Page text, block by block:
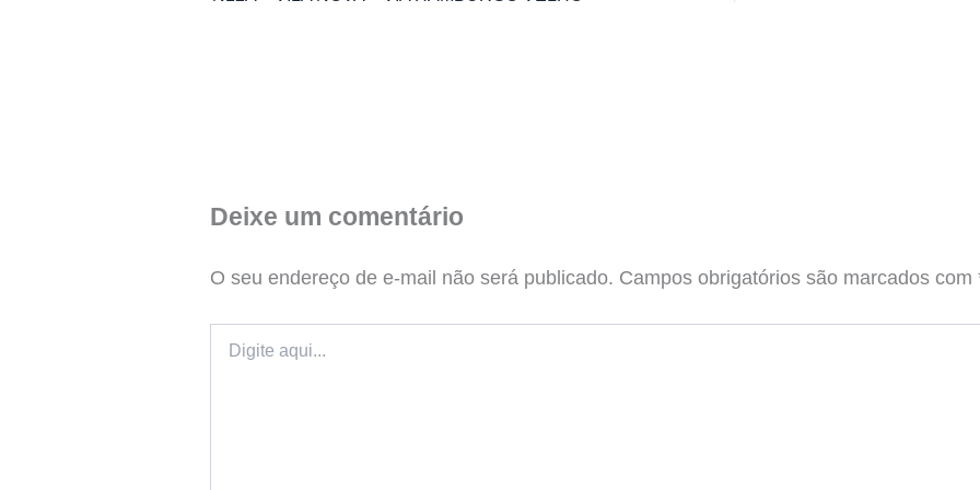
Deixe um comentário
O seu endereço de e-mail não será publicado. Campos obrigatórios são marcados com
aqui...